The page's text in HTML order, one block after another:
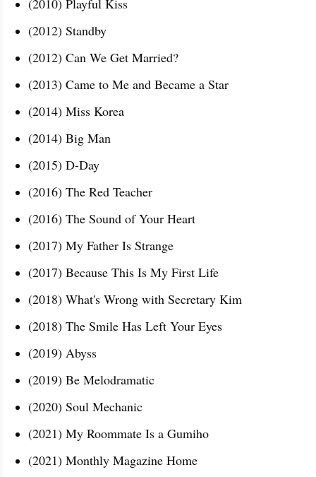
(2010) Playful Kiss
(2012) Standby
(2012) Can We Get Married?
(2013) Came to Me and Became a Star
(2014) Miss Korea
(2014) Big Man
(2015) D-Day
(2016) The Red Teacher
(2016) The Sound of Your Heart
(2017) My Father Is Strange
(2017) Because This Is My First Life
(2018) What's Wrong with Secretary Kim
(2018) The Smile Has Left Your Eyes
(2019) Abyss
(2019) Be Melodramatic
(2020) Soul Mechanic
(2021) My Roommate Is a Gumiho
(2021) Monthly Magazine Home